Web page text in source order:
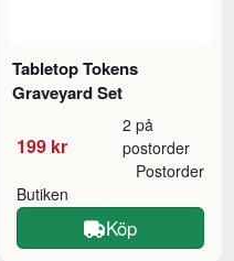
Tabletop Tokens
Graveyard Set
199 kr
2 på
postorder
Butiken
Postorder
Köp